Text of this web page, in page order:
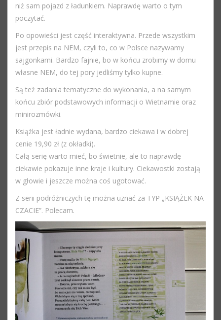
niż sam pojazd z ładunkiem. Naprawdę warto o tym
poczytać.
Po opowieści jest część interaktywna. Przede wszystkim
jest przepis na NEM, czyli to, co w Polsce nazywamy
sajgonkami. Bardzo fajnie, bo w końcu zrobimy w domu
własne NEM, do tej pory jedliśmy tylko kupne.
Są też zadania tematyczne do wykonania, a na samym
końcu zbiór podstawowych informacji o Wietnamie oraz
minirozmówki.
Książka jest ładnie wydana, bardzo ciekawa i w dobrej
cenie 19,90 zł (z okładki).
Całą serię warto mieć, bo świetnie, ale to naprawdę
ciekawie pokazuje inne kraje i kultury. Ciekawostki zostają
w głowie i jeszcze można coś ugotować.
Z serii podróżniczych tę można uznać za TYP „KSIĄŻEK NA
CZACIE”. Polecam.